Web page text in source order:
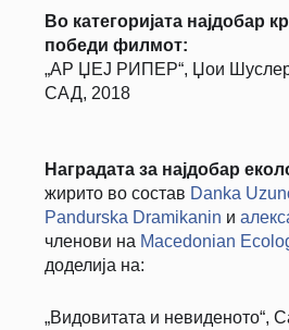
Во категоријата најдобар
победи филмот:
„АР ЏЕЈ РИПЕР“, Џои
САД, 2018
Наградата за најдобар
жирито во состав Danka
Pandurska Dramikanin и
членови на Macedonian
доделија на:
„Видовитата и невиденото“,